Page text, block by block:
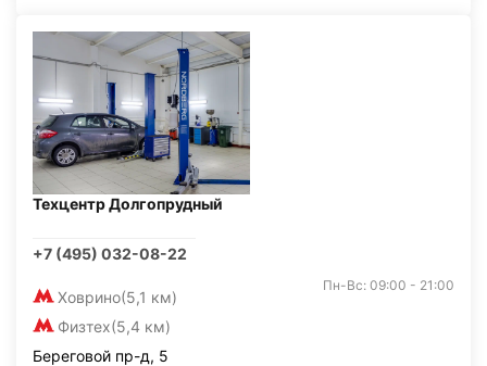
Техцентр Долгопрудный
+7 (495) 032-08-22
Ховрино(5,1 км)
Физтех(5,4 км)
Пн-Вс: 09:00 - 21:00
Береговой пр-д, 5